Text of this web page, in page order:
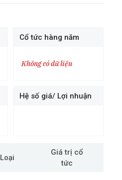
Cổ tức hàng năm
Không có dữ liệu
Hệ số giá/ Lợi nhuận
Loại
Giá trị cổ
tức